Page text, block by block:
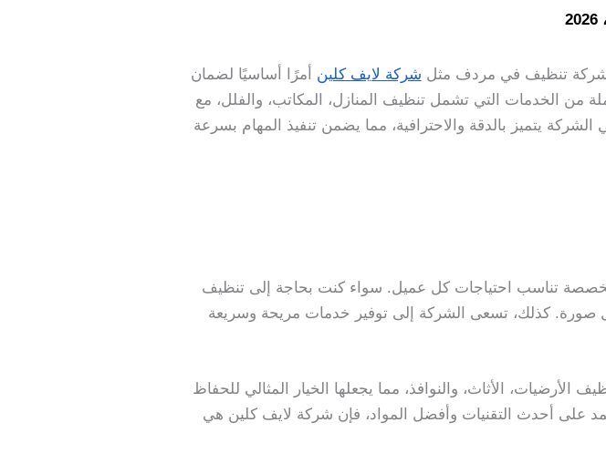
شركة تنظيف في مردف مثل شركة لايف كلين أمرًا أساسيًا لضمان
من الخدمات التي تشمل تنظيف المنازل، المكاتب، والفلل، مع
يتميز بالدقة والاحترافية، مما يضمن تنفيذ المهام بسرعة
تناسب احتياجات كل عميل. سواء كنت بحاجة إلى تنظيف
صورة. كذلك، تسعى الشركة إلى توفير خدمات مريحة وسريعة
الأثاث، والنوافذ، مما يجعلها الخيار المثالي للحفاظ
على أحدث التقنيات وأفضل المواد، فإن شركة لايف كلين هي